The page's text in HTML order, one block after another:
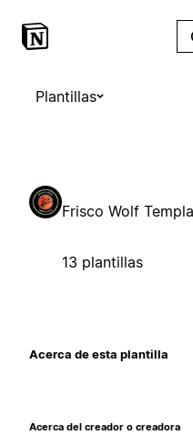
Plantillas
Frisco Wolf
13 plantillas
Acerca de esta plantilla
Acerca del creador o creadora